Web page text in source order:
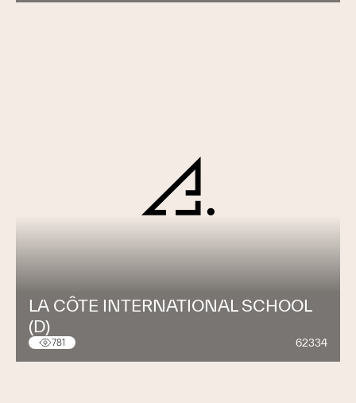
LA CÔTE INTERNATIONAL SCHOOL
(D)
781 62334